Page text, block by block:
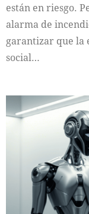
están en riesgo.
alarma de
garantizar que la
social…